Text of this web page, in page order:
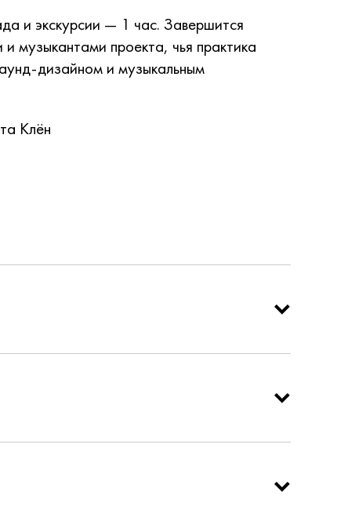
и экскурсии — 1 час. Завершится
музыкантами проекта, чья практика
дизайном и музыкальным
Клён